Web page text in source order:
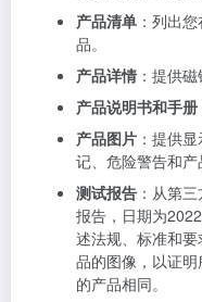
产品清单 ：列出
品。
产品详情 ：提供
产品说明书和手册
产品图片 ：提供
记、危险警告和产
测试报告 ：从第
报告，日期为
述法规、标准和
品的图像，以证
的产品相同。